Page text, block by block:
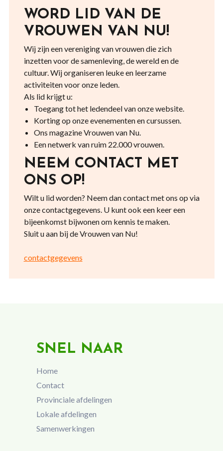
WORD LID VAN DE
VROUWEN VAN NU!
Wij zijn een vereniging van vrouwen die zich
inzetten voor de samenleving, de wereld en de
cultuur. Wij organiseren leuke en leerzame
activiteiten voor onze leden.
Als lid krijgt u:
Toegang tot het ledendeel van onze website.
Korting op onze evenementen en cursussen.
Ons magazine Vrouwen van Nu.
Een netwerk van ruim 22.000 vrouwen.
NEEM CONTACT MET
ONS OP!
Wilt u lid worden? Neem dan contact met ons op via
onze contactgegevens. U kunt ook een keer een
bijeenkomst bijwonen om kennis te maken.
Sluit u aan bij de Vrouwen van Nu!
contactgegevens
SNEL NAAR
Home
Contact
Provinciale afdelingen
Lokale afdelingen
Samenwerkingen